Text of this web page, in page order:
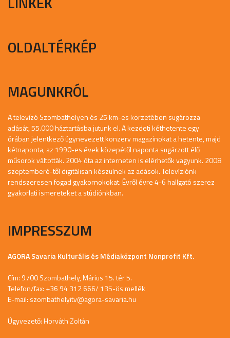
OLDALTÉRKÉP
MAGUNKRÓL
A televízó Szombathelyen és 25 km-es körzetében sugározza
adását, 55.000 háztartásba jutunk el. A kezdeti kéthetente egy
órában jelentkező úgynevezett konzerv magazinokat a hetente, majd
kétnaponta, az 1990-es évek közepétől naponta sugárzott élő
műsorok váltották. 2004 óta az interneten is elérhetők vagyunk. 2008
szeptemberé-től digitálisan készülnek az adások. Televíziónk
rendszeresen fogad gyakornokokat. Évről évre 4-6 hallgató szerez
gyakorlati ismereteket a stúdiónkban.
IMPRESSZUM
AGORA Savaria Kulturális és Médiaközpont Nonprofit Kft.
Cím: 9700 Szombathely, Márius 15. tér 5.
Telefon/fax: +36 94 312 666/ 135-ös mellék
E-mail: szombathelyitv@agora-savaria.hu
Ügyvezető: Horváth Zoltán